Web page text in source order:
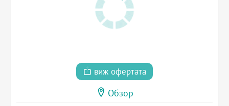
виж офертата
Обзор